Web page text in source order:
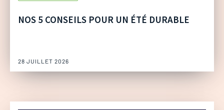
NOS 5 CONSEILS POUR UN ÉTÉ DURABLE
28 JUILLET 2026